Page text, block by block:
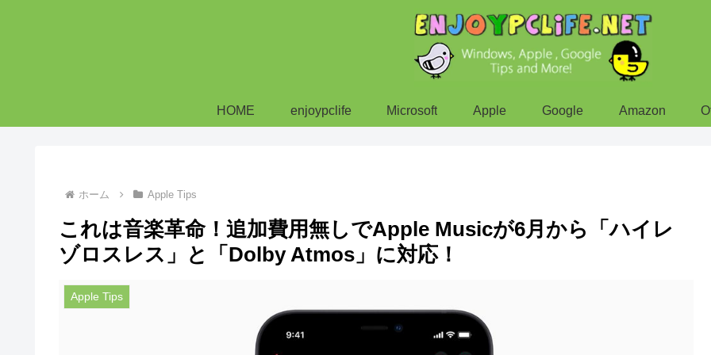
HOME enjoypclife Microsoft Apple Google Amazon
ホーム Apple Tips
これは音楽革命！追加費用無しでApple Musicが6月から「ハイレ
ゾロスレス」と「Dolby Atmos」に対応！
Apple Tips